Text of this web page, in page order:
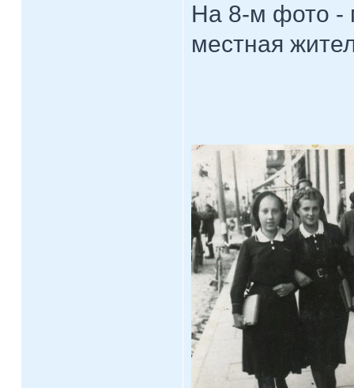
На 8-м фото -
местная